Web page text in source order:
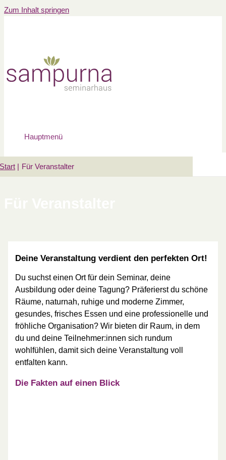
Zum Inhalt springen
Hauptmenü
Start Für Veranstalter
Deine Veranstaltung verdient den perfekten Ort!
Du suchst einen Ort für dein Seminar, deine
Ausbildung oder deine Tagung? Präferierst du schöne
Räume, naturnah, ruhige und moderne Zimmer,
gesundes, frisches Essen und eine professionelle und
fröhliche Organisation? Wir bieten dir Raum, in dem
du und deine Teilnehmer:innen sich rundum
wohlfühlen, damit sich deine Veranstaltung voll
entfalten kann.
Die Fakten auf einen Blick